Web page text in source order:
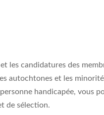
les candidatures des
autochtones et les
handicapée, vous
de sélection.